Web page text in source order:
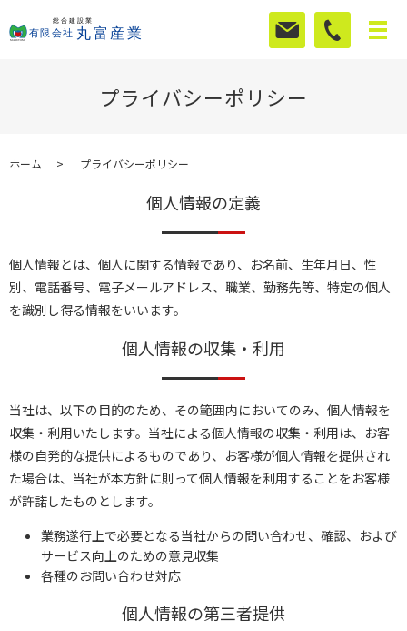
プライバシーポリシー
ホーム プライバシーポリシー
個人情報の定義
個人情報とは、個人に関する情報であり、お名前、生年月日、性
別、電話番号、電子メールアドレス、職業、勤務先等、特定の個人
を識別し得る情報をいいます。
個人情報の収集・利用
当社は、以下の目的のため、その範囲内においてのみ、個人情報を
収集・利用いたします。当社による個人情報の収集・利用は、お客
様の自発的な提供によるものであり、お客様が個人情報を提供され
た場合は、当社が本方針に則って個人情報を利用することをお客様
が許諾したものとします。
業務遂行上で必要となる当社からの問い合わせ、確認、および
サービス向上のための意見収集
各種のお問い合わせ対応
個人情報の第三者提供